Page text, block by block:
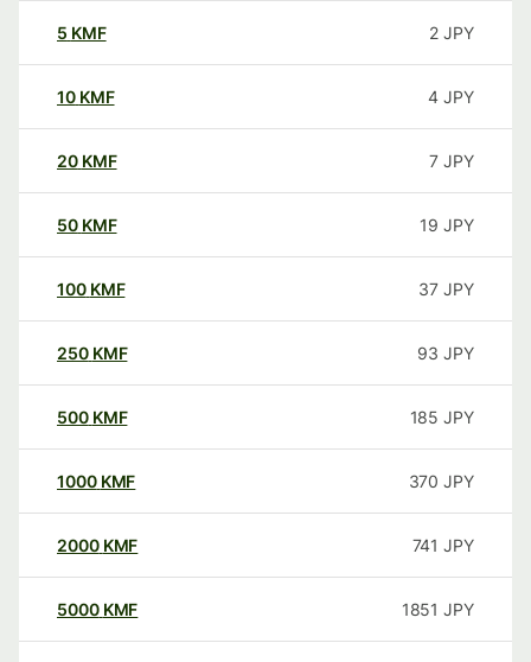
5 KMF 2 JPY
10 KMF 4 JPY
20 KMF 7 JPY
50 KMF 19 JPY
100 KMF 37 JPY
250 KMF 93 JPY
500 KMF 185 JPY
1000 KMF 370 JPY
2000 KMF 741 JPY
5000 KMF 1851 JPY